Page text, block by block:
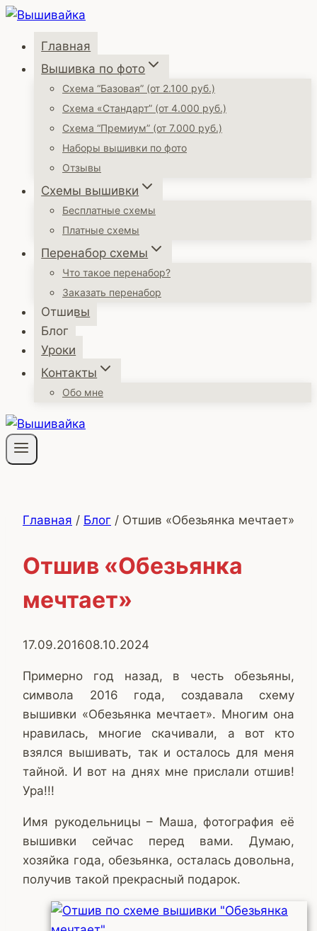
Перейти
содержимому
Главная
Вышивка по фото
Схема “Базовая” (от 2.100 руб.)
Схема «Стандарт” (от 4.000 руб.)
Схема “Премиум” (от 7.000 руб.)
Наборы вышивки по фото
Отзывы
Схемы вышивки
Бесплатные схемы
Платные схемы
Перенабор схемы
Что такое перенабор?
Заказать перенабор
Отшивы
Блог
Уроки
Контакты
Обо мне
Главная / Блог / Отшив «Обезьянка мечтает»
Отшив «Обезьянка
мечтает»
17.09.201608.10.2024
Примерно год назад, в честь обезьяны,
символа 2016 года, создавала схему
вышивки «Обезьянка мечтает». Многим она
нравилась, многие скачивали, а вот кто
взялся вышивать, так и осталось для меня
тайной. И вот на днях мне прислали отшив!
Ура!!!
Имя рукодельницы – Маша, фотография её
вышивки сейчас перед вами. Думаю,
хозяйка года, обезьянка, осталась довольна,
получив такой прекрасный подарок.